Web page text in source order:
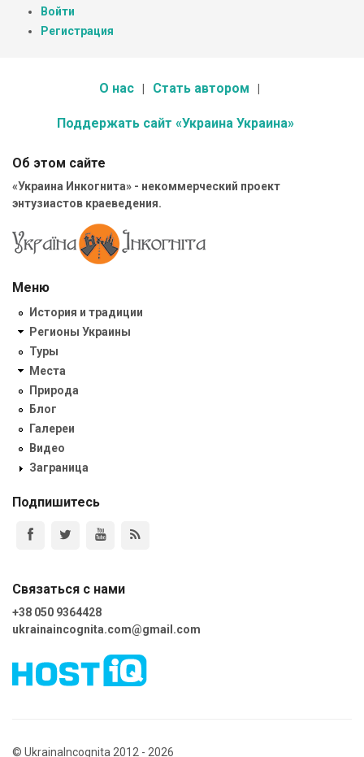
Войти
Регистрация
О нас Стать автором
Поддержать сайт «Украина Украина»
Об этом сайте
«Украина Инкогнита» - некоммерческий проект
энтузиастов краеведения.
Меню
История и традиции
Регионы Украины
Туры
Места
Природа
Блог
Галереи
Видео
Заграница
Подпишитесь
Связаться с нами
+38 050 9364428
ukrainaincognita.com@gmail.com
© UkrainaIncognita 2012 - 2026